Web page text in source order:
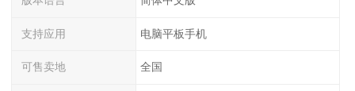
支持应用 电脑平板手机
可售卖地 全国